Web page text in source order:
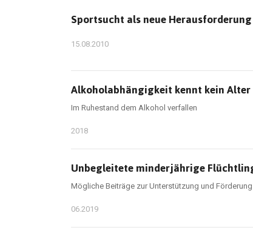
Sportsucht als neue
15.08.2010
Alkoholabhängigkeit kennt kein Alter
Im Ruhestand dem Alkohol verfallen
2018
Unbegleitete minderjährige
Mögliche Beiträge zur Unterstützung und
06.2019